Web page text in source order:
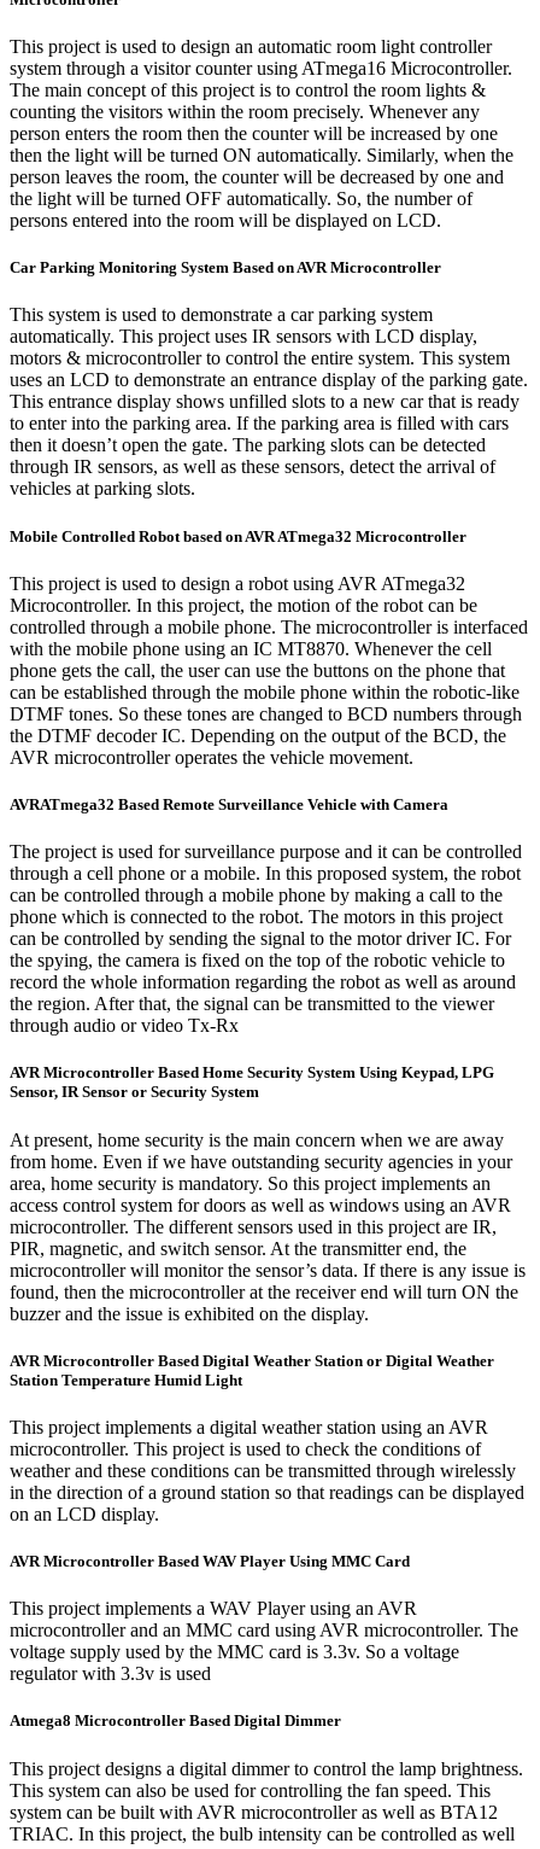
This project is used to design an automatic room light controller
system through a visitor counter using ATmega16 Microcontroller.
The main concept of this project is to control the room lights &
counting the visitors within the room precisely. Whenever any
person enters the room then the counter will be increased by one
then the light will be turned ON automatically. Similarly, when the
person leaves the room, the counter will be decreased by one and
the light will be turned OFF automatically. So, the number of
persons entered into the room will be displayed on LCD.
Car Parking Monitoring System Based on AVR Microcontroller
This system is used to demonstrate a car parking system
automatically. This project uses IR sensors with LCD display,
motors & microcontroller to control the entire system. This system
uses an LCD to demonstrate an entrance display of the parking gate.
This entrance display shows unfilled slots to a new car that is ready
to enter into the parking area. If the parking area is filled with cars
then it doesn’t open the gate. The parking slots can be detected
through IR sensors, as well as these sensors, detect the arrival of
vehicles at parking slots.
Mobile Controlled Robot based on AVR ATmega32 Microcontroller
This project is used to design a robot using AVR ATmega32
Microcontroller. In this project, the motion of the robot can be
controlled through a mobile phone. The microcontroller is interfaced
with the mobile phone using an IC MT8870. Whenever the cell
phone gets the call, the user can use the buttons on the phone that
can be established through the mobile phone within the robotic-like
DTMF tones. So these tones are changed to BCD numbers through
the DTMF decoder IC. Depending on the output of the BCD, the
AVR microcontroller operates the vehicle movement.
AVRATmega32 Based Remote Surveillance Vehicle with Camera
The project is used for surveillance purpose and it can be controlled
through a cell phone or a mobile. In this proposed system, the robot
can be controlled through a mobile phone by making a call to the
phone which is connected to the robot. The motors in this project
can be controlled by sending the signal to the motor driver IC. For
the spying, the camera is fixed on the top of the robotic vehicle to
record the whole information regarding the robot as well as around
the region. After that, the signal can be transmitted to the viewer
through audio or video Tx-Rx
AVR Microcontroller Based Home Security System Using Keypad, LPG
Sensor, IR Sensor or Security System
At present, home security is the main concern when we are away
from home. Even if we have outstanding security agencies in your
area, home security is mandatory. So this project implements an
access control system for doors as well as windows using an AVR
microcontroller. The different sensors used in this project are IR,
PIR, magnetic, and switch sensor. At the transmitter end, the
microcontroller will monitor the sensor’s data. If there is any issue is
found, then the microcontroller at the receiver end will turn ON the
buzzer and the issue is exhibited on the display.
AVR Microcontroller Based Digital Weather Station or Digital Weather
Station Temperature Humid Light
This project implements a digital weather station using an AVR
microcontroller. This project is used to check the conditions of
weather and these conditions can be transmitted through wirelessly
in the direction of a ground station so that readings can be displayed
on an LCD display.
AVR Microcontroller Based WAV Player Using MMC Card
This project implements a WAV Player using an AVR
microcontroller and an MMC card using AVR microcontroller. The
voltage supply used by the MMC card is 3.3v. So a voltage
regulator with 3.3v is used
Atmega8 Microcontroller Based Digital Dimmer
This project designs a digital dimmer to control the lamp brightness.
This system can also be used for controlling the fan speed. This
system can be built with AVR microcontroller as well as BTA12
TRIAC. In this project, the bulb intensity can be controlled as well